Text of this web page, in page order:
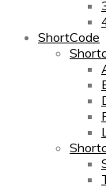
ShortCode